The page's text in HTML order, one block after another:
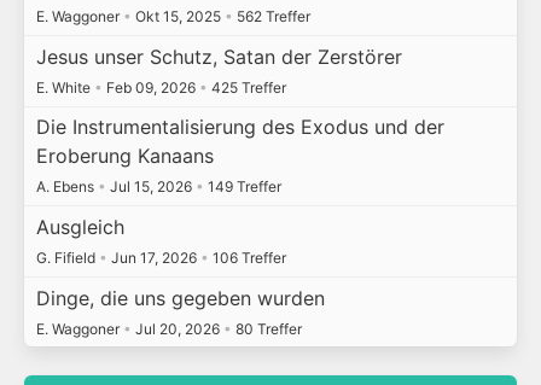
E. Waggoner • Okt 15, 2025 • 562 Treffer
Jesus unser Schutz, Satan der Zerstörer
E. White • Feb 09, 2026 • 425 Treffer
Die Instrumentalisierung des Exodus und der
Eroberung Kanaans
A. Ebens • Jul 15, 2026 • 149 Treffer
Ausgleich
G. Fifield • Jun 17, 2026 • 106 Treffer
Dinge, die uns gegeben wurden
E. Waggoner • Jul 20, 2026 • 80 Treffer